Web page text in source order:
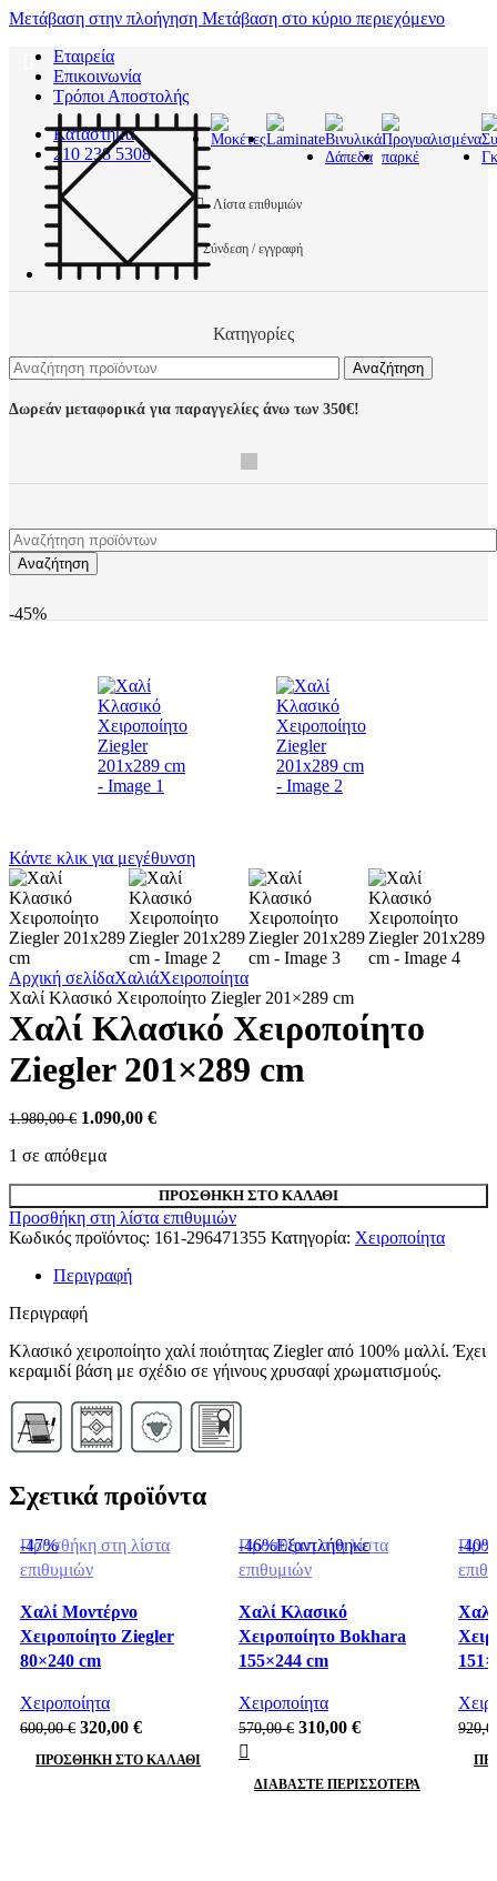
Μετάβαση στην πλοήγηση Μετάβαση στο κύριο περιεχόμενο
Εταιρεία
Επικοινωνία
Τρόποι Αποστολής
Κατάστημα
210 238 5308
Λίστα επιθυμιών
Σύνδεση / εγγραφή
Κατηγορίες
Αναζήτηση
Δωρεάν μεταφορικά για παραγγελίες άνω των 350€!
Αναζήτηση
-45%
Κάντε κλικ για μεγέθυνση
Αρχική σελίδαΧαλιάΧειροποίητα
Χαλί Κλασικό Χειροποίητο Ziegler 201×289 cm
Χαλί Κλασικό Χειροποίητο
Ziegler 201×289 cm
1.980,00€ Original
was:
1.090,00 €Η
1.090,00 €.
1 σε απόθεμα
Χαλί
Κλασικό
Χειροποίητο
201x289
ποσότητα
ΠΡΟΣΘΉΚΗ ΣΤΟ ΚΑΛΆΘΙ
Προσθήκη στη λίστα επιθυμιών
Κωδικός προϊόντος: 161-296471355 Κατηγορία: Χειροποίητα
Περιγραφή
Περιγραφή
Κλασικό χειροποίητο χαλί ποιότητας Ziegler από 100% μαλλί. Έχει
κεραμιδί βάση με σχέδιο σε γήινους χρυσαφί χρωματισμούς.
Σχετικά προϊόντα
-47%
Προσθήκη στη λίστα
επιθυμιών
Χαλί Mοντέρνο
Χειροποίητο Ziegler
80×240 cm
Χειροποίητα
600,00€ Original
price
320,00 €Η
τρέχουσα
ΠΡΟΣΘΉΚΗ ΣΤΟ ΚΑΛΆΘΙ
-46%Εξαντλήθηκε
Προσθήκη στη λίστα
επιθυμιών
Χαλί Κλασικό
Χειροποίητο Bokhara
155×244 cm
Χειροποίητα
570,00€ Original
was:
310,00 €Η
τιμή
ΔΙΑΒΆΣΤΕ ΠΕΡΙΣΣΌΤΕΡΑ
-40%